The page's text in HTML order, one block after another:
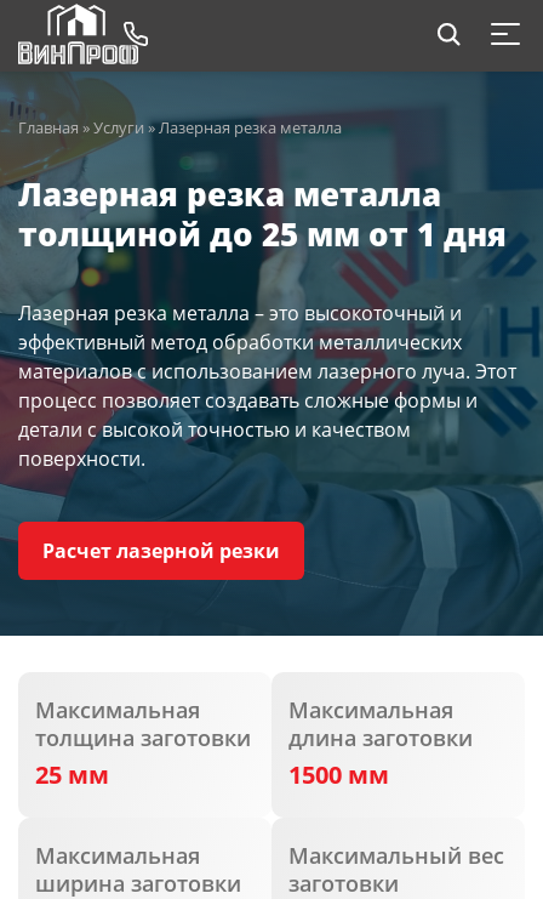
Главная »Услуги »Лазерная резка металла
Лазерная резка металла
толщиной до 25 мм от 1 дня
Лазерная резка металла – это высокоточный и
эффективный метод обработки металлических
материалов с использованием лазерного луча. Этот
процесс позволяет создавать сложные формы и
детали с высокой точностью и качеством
поверхности.
Расчет лазерной резки
Максимальная
толщина заготовки
25 мм
Максимальная
длина заготовки
1500 мм
Максимальная
ширина заготовки
Максимальный вес
заготовки